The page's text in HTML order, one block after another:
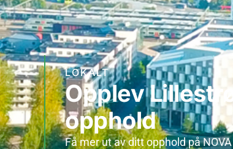
LOKALT
Opplev
opphold
Få mer ut av ditt opphold på